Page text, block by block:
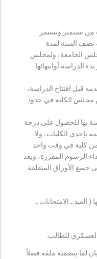
من سبتمبر وتستمر
نصف السنة لمدة
الجامعة، ولمجلس
الدراسة أوانتهائها
قبل افتتاح الدراسة،
مجلس الكلية في حدود
بها للحصول على درجة
بإحدى الكليات، ولا
كلية في وقت واحد.
الرسوم المقررة، ويعد
الأوراق المتعلقة
القيد ـ الامتحانات ـ
للطالب.
لما يتضمنه ملفه فضلاً